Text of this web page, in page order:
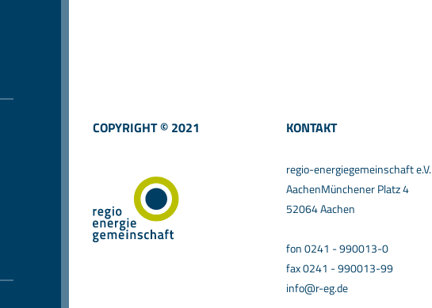
COPYRIGHT © 2021 KONTAKT
regio-energiegemeinschaft e.V.
AachenMünchener Platz 4
52064 Aachen
fon 0241 - 990013-0
fax 0241 - 990013-99
info@r-eg.de